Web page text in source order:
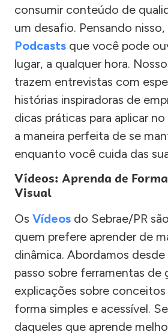
consumir conteúdo de
um desafio. Pensando
Podcasts que você pode
lugar, a qualquer hora.
trazem entrevistas com
histórias inspiradoras de
dicas práticas para aplicar
a maneira perfeita de se
enquanto você cuida das
Vídeos: Aprenda de
Visual
Os Vídeos do Sebrae/PR
quem prefere aprender de
dinâmica. Abordamos
passo sobre ferramentas de
explicações sobre
forma simples e acessível.
daqueles que aprende